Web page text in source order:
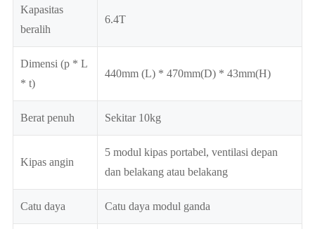
Kapasitas
beralih
6.4T
Dimensi (p * L
* t)
440mm (L) * 470mm(D) * 43mm(H)
Berat penuh Sekitar 10kg
Kipas angin
5 modul kipas portabel, ventilasi depan
dan belakang atau belakang
Catu daya Catu daya modul ganda